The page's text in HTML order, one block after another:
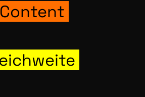
Con­tent